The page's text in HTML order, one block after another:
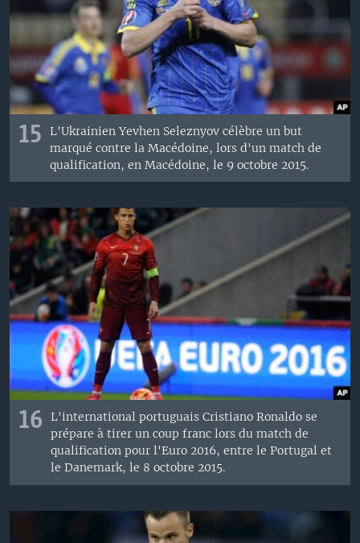
15
L'Ukrainien Yevhen Seleznyov célèbre un but
marqué contre la Macédoine, lors d'un match de
qualification, en Macédoine, le 9 octobre 2015.
16
L'international portuguais Cristiano Ronaldo se
prépare à tirer un coup franc lors du match de
qualification pour l'Euro 2016, entre le Portugal et
le Danemark, le 8 octobre 2015.